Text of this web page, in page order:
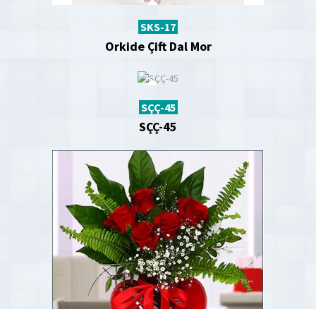
SKS-17
Orkide Çift Dal Mor
SÇÇ-45
SÇÇ-45